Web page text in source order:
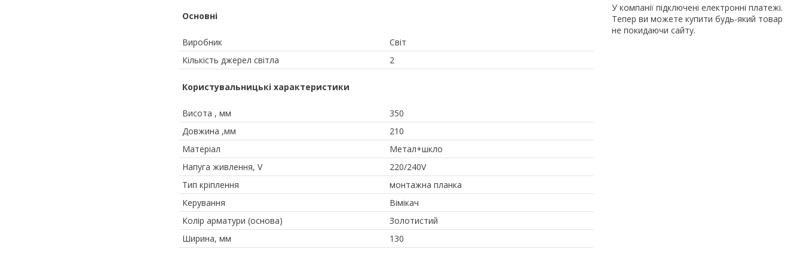
Основні
Виробник
Світ
Кількість джерел світла
2
Користувальницькі характеристики
Висота , мм
350
Довжина ,мм
210
Матеріал
Метал+шкло
Напуга живлення, V
220/240V
Тип кріплення
монтажна планка
Керування
Вімікач
Колір арматури (основа)
Золотистий
Ширина, мм
130
У компанії підключені електронні платежі.
Тепер ви можете купити будь-який товар
не покидаючи сайту.